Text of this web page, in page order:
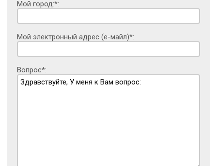
Мой город:*:
Мой электронный адрес (е-майл)*:
Вопрос*: